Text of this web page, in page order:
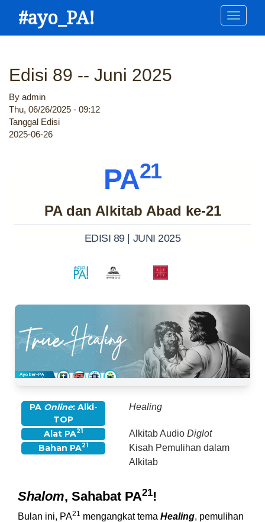
Main
navigation
#ayo_PA!
Edisi 89 -- Juni 2025
By admin
Thu, 06/26/2025 - 09:12
Tanggal Edisi
2025-06-26
PA21
PA dan Alkitab Abad ke-21
EDISI 89 | JUNI 2025
PA Online: Alki-
TOP
Healing
Alat PA21 Alkitab Audio Diglot
Bahan PA21
Kisah Pemulihan dalam
Alkitab
Shalom, Sahabat PA21!
Bulan ini, PA21 mengangkat tema Healing, pemulihan